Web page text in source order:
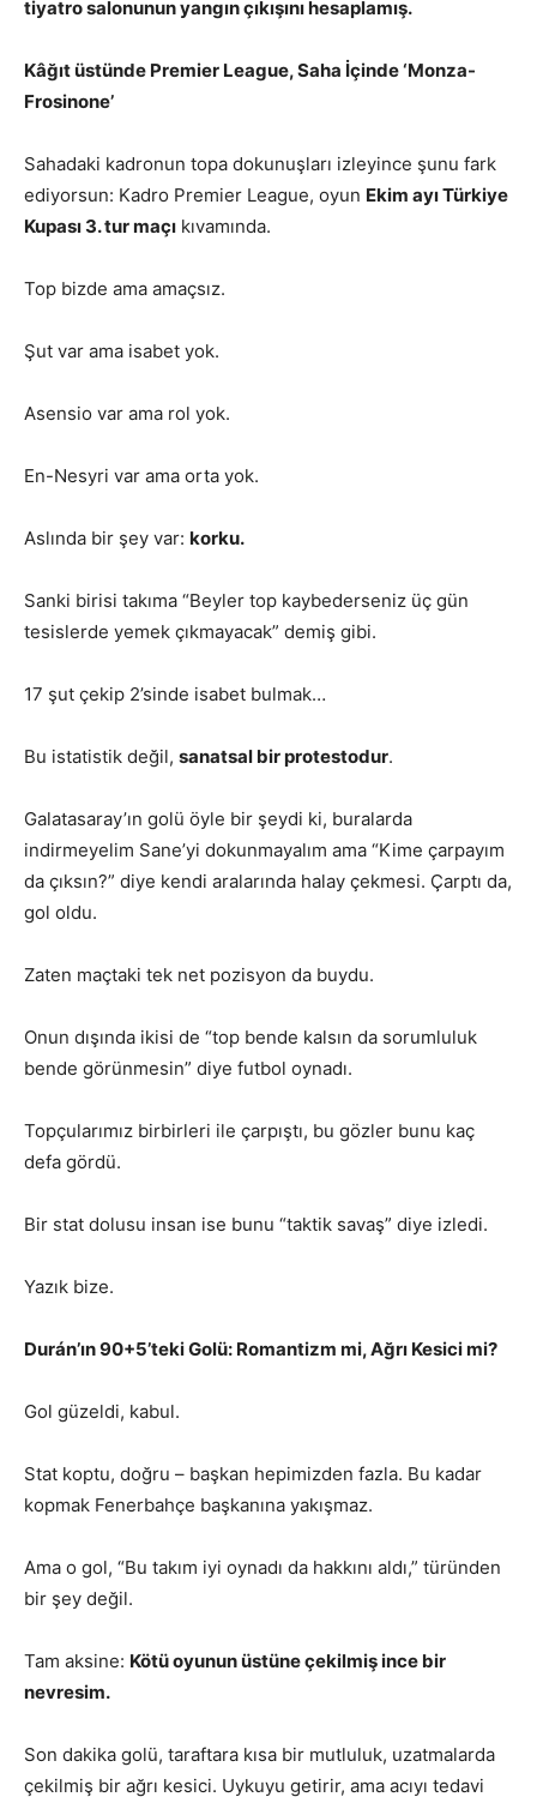
tiyatro salonunun yangın çıkışını hesaplamış.
Kâğıt üstünde Premier League, Saha İçinde ‘Monza-
Frosinone’
Sahadaki kadronun topa dokunuşları izleyince şunu fark
ediyorsun: Kadro Premier League, oyun Ekim ayı Türkiye
Kupası 3. tur maçı kıvamında.
Top bizde ama amaçsız.
Şut var ama isabet yok.
Asensio var ama rol yok.
En-Nesyri var ama orta yok.
Aslında bir şey var: korku.
Sanki birisi takıma “Beyler top kaybederseniz üç gün
tesislerde yemek çıkmayacak” demiş gibi.
17 şut çekip 2’sinde isabet bulmak…
Bu istatistik değil, sanatsal bir protestodur.
Galatasaray’ın golü öyle bir şeydi ki, buralarda
indirmeyelim Sane’yi dokunmayalım ama “Kime çarpayım
da çıksın?” diye kendi aralarında halay çekmesi. Çarptı da,
gol oldu.
Zaten maçtaki tek net pozisyon da buydu.
Onun dışında ikisi de “top bende kalsın da sorumluluk
bende görünmesin” diye futbol oynadı.
Topçularımız birbirleri ile çarpıştı, bu gözler bunu kaç
defa gördü.
Bir stat dolusu insan ise bunu “taktik savaş” diye izledi.
Yazık bize.
Durán’ın 90+5’teki Golü: Romantizm mi, Ağrı Kesici mi?
Gol güzeldi, kabul.
Stat koptu, doğru – başkan hepimizden fazla. Bu kadar
kopmak Fenerbahçe başkanına yakışmaz.
Ama o gol, “Bu takım iyi oynadı da hakkını aldı,” türünden
bir şey değil.
Tam aksine: Kötü oyunun üstüne çekilmiş ince bir
nevresim.
Son dakika golü, taraftara kısa bir mutluluk, uzatmalarda
çekilmiş bir ağrı kesici. Uykuyu getirir, ama acıyı tedavi